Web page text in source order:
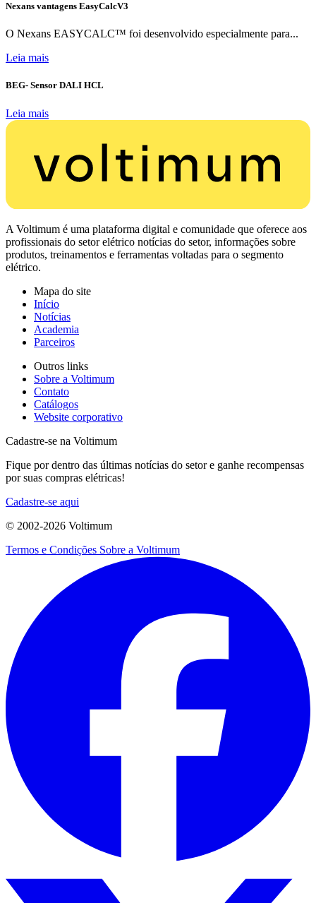
Nexans vantagens EasyCalcV3
O Nexans EASYCALC™ foi desenvolvido especialmente para...
Leia mais
BEG- Sensor DALI HCL
Leia mais
A Voltimum é uma plataforma digital e comunidade que oferece aos
profissionais do setor elétrico notícias do setor, informações sobre
produtos, treinamentos e ferramentas voltadas para o segmento
elétrico.
Mapa do site
Início
Notícias
Academia
Parceiros
Outros links
Sobre a Voltimum
Contato
Catálogos
Website corporativo
Cadastre-se na Voltimum
Fique por dentro das últimas notícias do setor e ganhe recompensas
por suas compras elétricas!
Cadastre-se aqui
© 2002-2026 Voltimum
Termos e Condições Sobre a Voltimum